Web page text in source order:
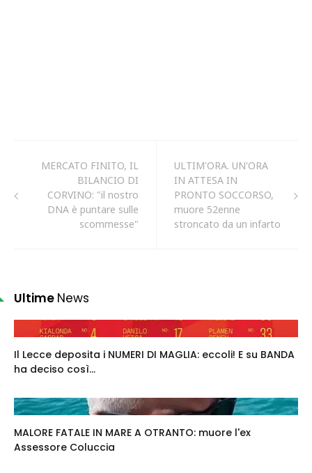
MERCATO FINITO, IL
BILANCIO DI
CORVINO: "il nostro
DNA è puntare sulle
scommesse"
ULTIM'ORA. UN'ORA
IN ATTESA IN
PRONTO SOCCORSO,
muore 52enne
stroncato da un infarto
Ultime News
Il Lecce deposita i NUMERI DI MAGLIA: eccoli! E su BANDA
ha deciso così...
MALORE FATALE IN MARE A OTRANTO: muore l'ex
Assessore Coluccia